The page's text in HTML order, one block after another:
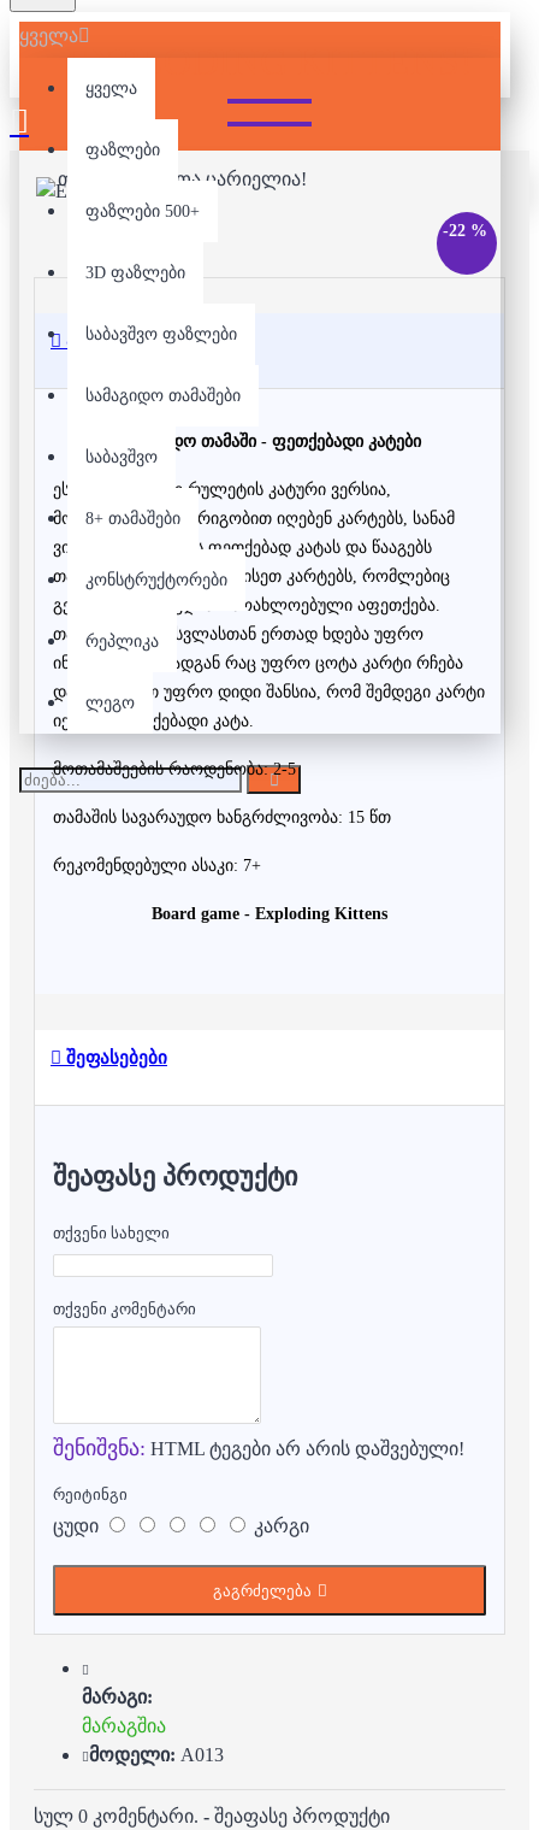
ყველა
ყველა
ფაზლები
ფაზლები 500+
3D ფაზლები
საბავშვო ფაზლები
სამაგიდო თამაშები
საბავშვო
8+ თამაშები
კონსტრუქტორები
რეპლიკა
ლეგო
თქვენი კალათა ცარიელია!
EXPLODING KITTENS!
-22 %
აღწერა
სამაგიდო თამაში - ფეთქებადი კატები
ეს არის რუსული რულეტის კატური ვერსია,
მოთამაშეები რიგ-რიგობით იღებენ კარტებს, სანამ
ვინმე არ ამოიღებს ფეთქებად კატას და წააგებს
თამაშს. თამაში შეიცავს ისეთ კარტებს, რომლებიც
გეხმარებიან აიცდინო მოახლოებული აფეთქება.
თამაში ყოველ სვლასთან ერთად ხდება უფრო
ინტენსიური , რადგან რაც უფრო ცოტა კარტი რჩება
დასტაში, მით უფრო დიდი შანსია, რომ შემდეგი კარტი
იქნება ფეთექებადი კატა.
მოთამაშეების რაოდენობა: 2-5
თამაშის სავარაუდო ხანგრძლივობა: 15 წთ
რეკომენდებული ასაკი: 7+
Board game - Exploding Kittens
შეფასებები
ᲨᲔᲐᲤᲐᲡᲔ ᲞᲠᲝᲓᲣᲥᲢᲘ
თქვენი სახელი
თქვენი კომენტარი
შენიშვნა: HTML ტეგები არ არის დაშვებული!
რეიტინგი
ცუდი კარგი
გაგრძელება
მარაგი:
მარაგშია
მოდელი: A013
სულ 0 კომენტარი. - შეაფასე პროდუქტი